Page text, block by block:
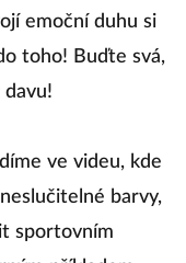
za
emoční duhu si
toho! Buďte svá,
ve videu, kde
barvy,